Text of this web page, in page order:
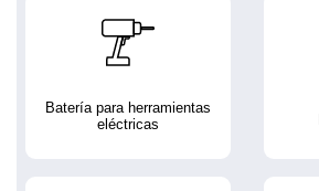
Batería para herramientas
eléctricas